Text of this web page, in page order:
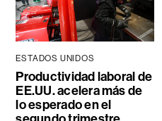
ESTADOS UNIDOS
Productividad laboral de
EE.UU. acelera más de
lo esperado en el